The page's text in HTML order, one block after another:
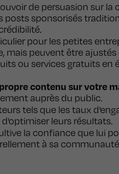
de persuasion sur la
posts sponsorisés
pour les petites
mais peuvent être
ou services gratuits en
contenu sur votre
auprès du public.
tels que les taux
leurs résultats.
la confiance que lui
à sa